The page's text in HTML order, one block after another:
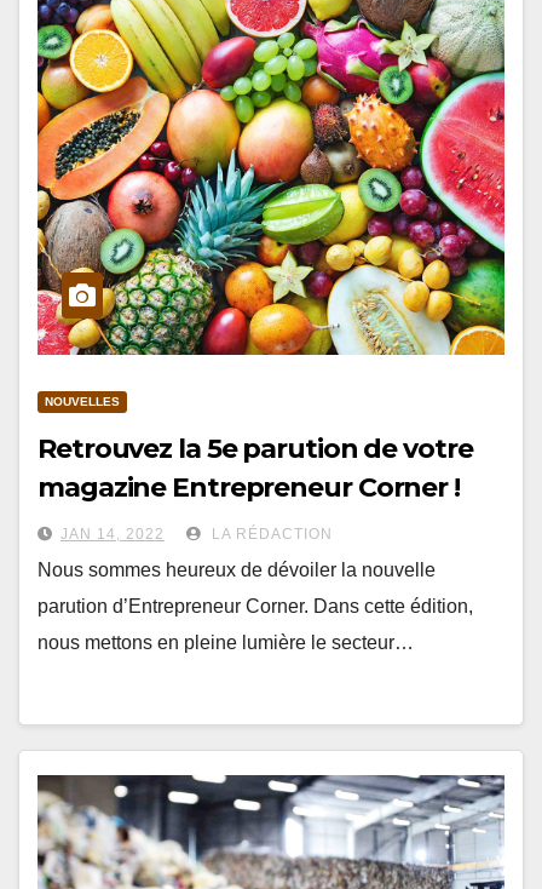
NOUVELLES
Retrouvez la 5e parution de votre
magazine Entrepreneur Corner !
JAN 14, 2022 LA RÉDACTION
Nous sommes heureux de dévoiler la nouvelle
parution d’Entrepreneur Corner. Dans cette édition,
nous mettons en pleine lumière le secteur…